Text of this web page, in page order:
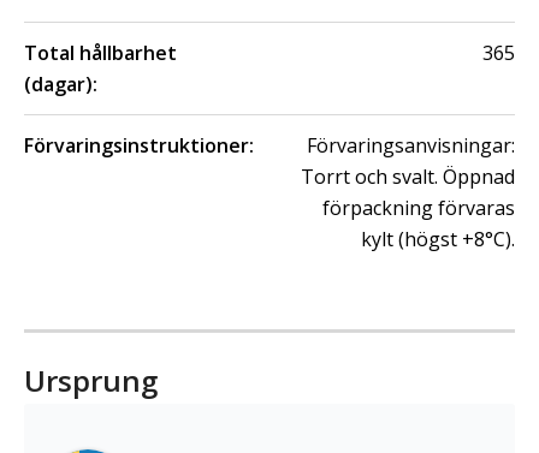
Total hållbarhet
(dagar):
365
Förvaringsinstruktioner:
Förvaringsanvisningar:
Torrt och svalt. Öppnad
förpackning förvaras
kylt (högst +8°C).
Ursprung